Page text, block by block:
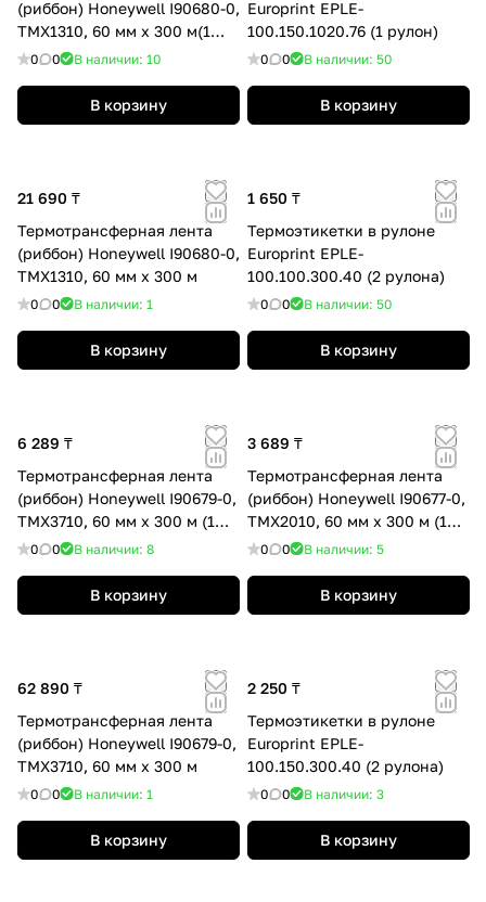
(риббон) Honeywell I90680-0,
TMX1310, 60 мм x 300 м(1
рулон)
0 0 В наличии: 10
В корзину
Europrint EPLE-
100.150.1020.76 (1 рулон)
0 0 В наличии: 50
В корзину
21 690 ₸
Термотрансферная лента
(риббон) Honeywell I90680-0,
TMX1310, 60 мм x 300 м
0 0 В наличии: 1
В корзину
1 650 ₸
Термоэтикетки в рулоне
Europrint EPLE-
100.100.300.40 (2 рулона)
0 0 В наличии: 50
В корзину
6 289 ₸
Термотрансферная лента
(риббон) Honeywell I90679-0,
TMX3710, 60 мм x 300 м (1
рулон)
0 0 В наличии: 8
В корзину
3 689 ₸
Термотрансферная лента
(риббон) Honeywell I90677-0,
TMX2010, 60 мм x 300 м (1
рулон)
0 0 В наличии: 5
В корзину
62 890 ₸
Термотрансферная лента
(риббон) Honeywell I90679-0,
TMX3710, 60 мм x 300 м
0 0 В наличии: 1
В корзину
2 250 ₸
Термоэтикетки в рулоне
Europrint EPLE-
100.150.300.40 (2 рулона)
0 0 В наличии: 3
В корзину